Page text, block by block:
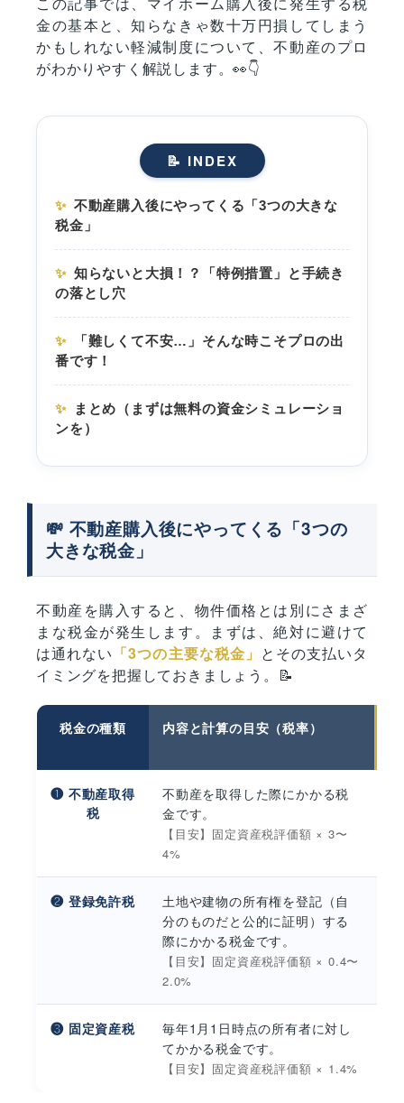
金の基本と、知らなきゃ数十万円損してしまう
かもしれない軽減制度について、不動産のプロ
がわかりやすく解説します。👀👇
📝 INDEX
✨ 不動産購入後にやってくる「3つの大きな
税金」
✨ 知らないと大損！？「特例措置」と手続き
の落とし穴
✨
「難しくて不安…」そんな時こそプロの出
番です！
✨
まとめ（まずは無料の資金シミュレーショ
ンを）
💸 不動産購入後にやってくる「3つの
大きな税金」
不動産を購入すると、物件価格とは別にさまざ
まな税金が発生します。まずは、絶対に避けて
は通れない 「3つの主要な税金」 とその支払いタ
イミングを把握しておきましょう。📝
税金の種類 内容と計算の目安（税率）
❶ 不動産取得
税
不動産を取得した際にかかる税
金です。
【目安】固定資産税評価額 × 3〜
4%
❷ 登録免許税
土地や建物の所有権を登記（自
分のものだと公的に証明）する
際にかかる税金です。
【目安】固定資産税評価額 × 0.4〜
2.0%
❸ 固定資産税
毎年1月1日時点の所有者に対し
てかかる税金です。
【目安】固定資産税評価額 × 1.4%